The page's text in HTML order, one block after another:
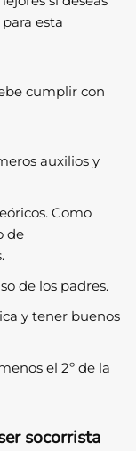
esta
cumplir con
auxilios y
Como
de
de los padres.
y tener buenos
el 2º de la
socorrista